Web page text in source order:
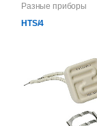
Разные приборы
HTS/4